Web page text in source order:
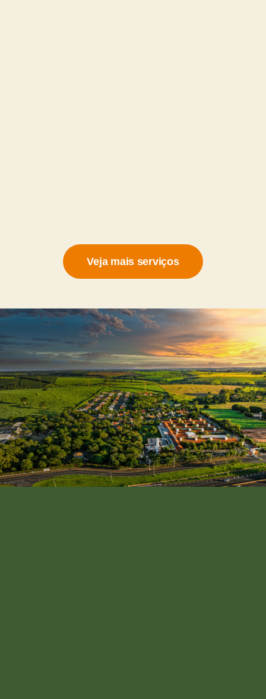
Veja mais serviços